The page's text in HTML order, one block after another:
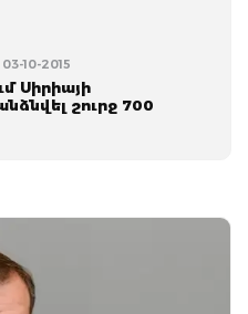
10-2015
Սիրիայի
շուրջ 700